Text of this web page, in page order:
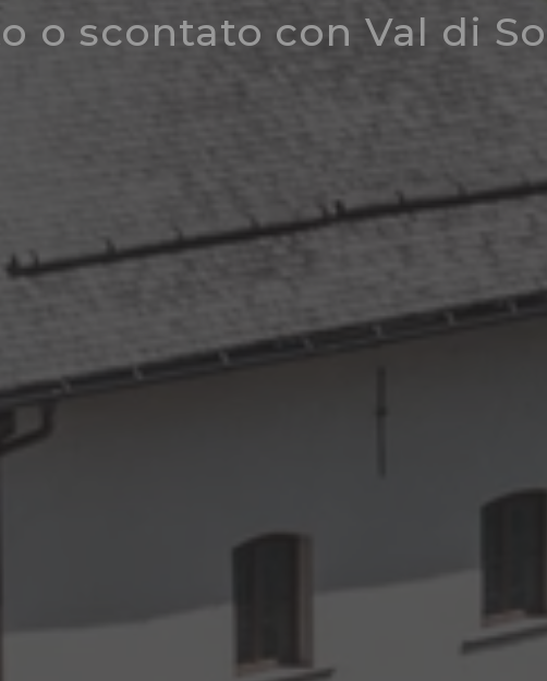
o scontato con Val di